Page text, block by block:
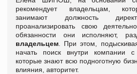
рекомендует владельцам,
занимают должность
проанализировать свою
обязанности они исполняют,
владельцем . При этом,
начать поиск внутри компании с
которые знают всю подноготную
влияния, авторитет.